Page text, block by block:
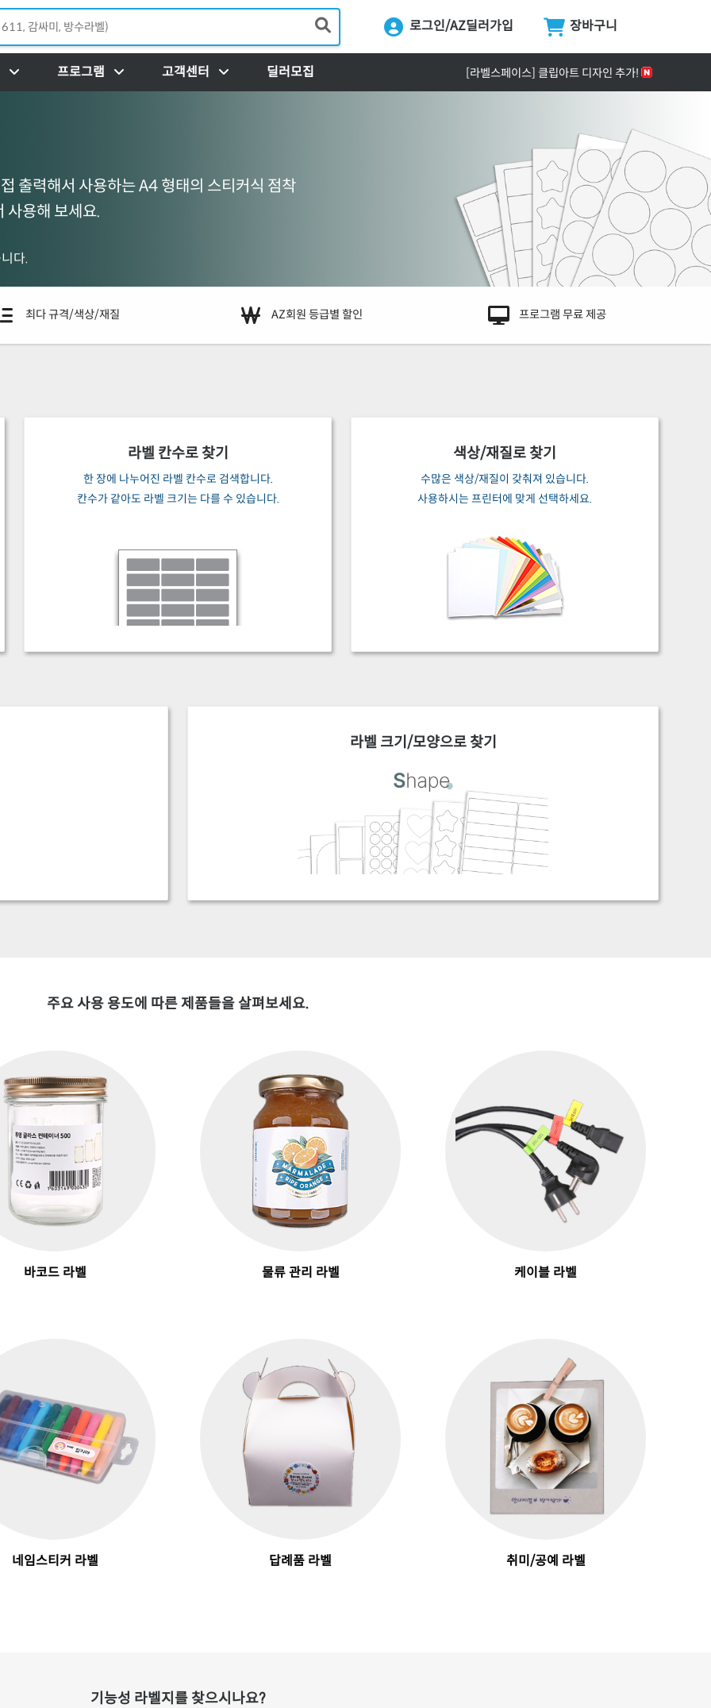
Loading...
로그인/AZ딜러가입 장바구니
프로그램 고객센터 딜러모집
[라벨스페이스] 클립아트 디자인 추가!
[공지] 고객센터 운영시간 및 내선번호 변경 안내
[공지] 라벨프라자 무료배송 기준 금액 변경 안내
출력해서 사용하는 A4 형태의 스티커식 점착
사용해 보세요.
다.
최다 규격/색상/재질 AZ회원 등급별 할인 프로그램 무료 제공
라벨 칸수로 찾기
한 장에 나누어진 라벨 칸수로 검색합니다.
칸수가 같아도 라벨 크기는 다를 수 있습니다.
색상/재질로 찾기
수많은 색상/재질이 갖춰져 있습니다.
사용하시는 프린터에 맞게 선택하세요.
라벨 크기/모양으로 찾기
주요 사용 용도에 따른 제품들을 살펴보세요.
바코드 라벨 물류 관리 라벨 케이블 라벨
네임스티커 라벨 답례품 라벨 취미/공예 라벨
기능성 라벨지를 찾으시나요?